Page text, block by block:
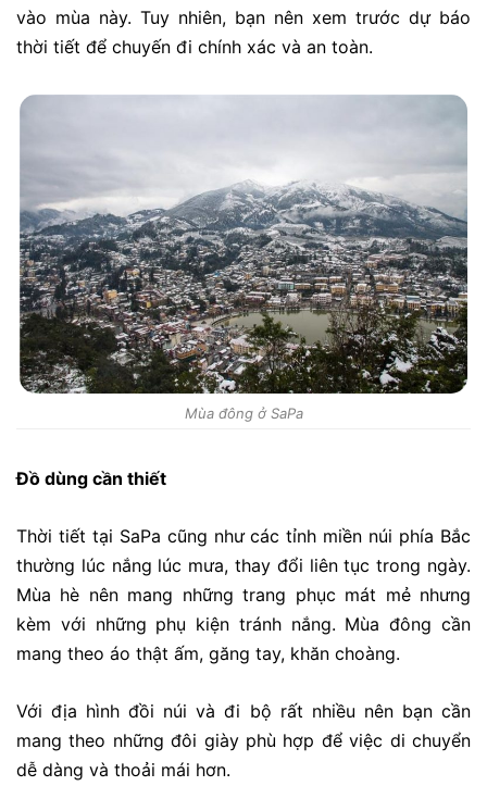
vào mùa này. Tuy nhiên, bạn nên xem trước dự báo
thời tiết để chuyến đi chính xác và an toàn.
Mùa đông ở SaPa
Đồ dùng cần thiết
Thời tiết tại SaPa cũng như các tỉnh miền núi phía Bắc
thường lúc nắng lúc mưa, thay đổi liên tục trong ngày.
Mùa hè nên mang những trang phục mát mẻ nhưng
kèm với những phụ kiện tránh nắng. Mùa đông cần
mang theo áo thật ấm, găng tay, khăn choàng.
Với địa hình đồi núi và đi bộ rất nhiều nên bạn cần
mang theo những đôi giày phù hợp để việc di chuyển
dễ dàng và thoải mái hơn.